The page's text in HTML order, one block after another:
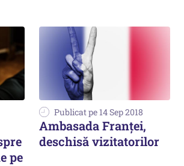
pe
Publicat pe 14 Sep 2018
Ambasada Franţei,
deschisă vizitatorilor